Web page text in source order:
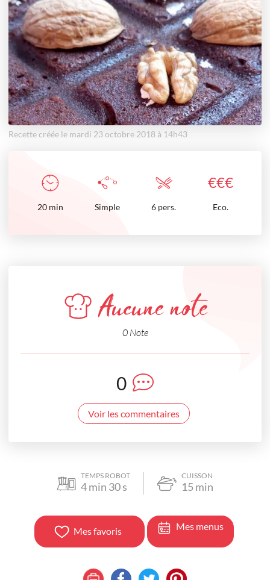
Recette créée le mardi 23 octobre 2018 à 14h43
€€€
20 min Simple 6 pers. Eco.
Aucune note
0 Note
0
Voir les commentaires
TEMPS ROBOT
4min 30s
CUISSON
15 min
Mes favoris Mes menus